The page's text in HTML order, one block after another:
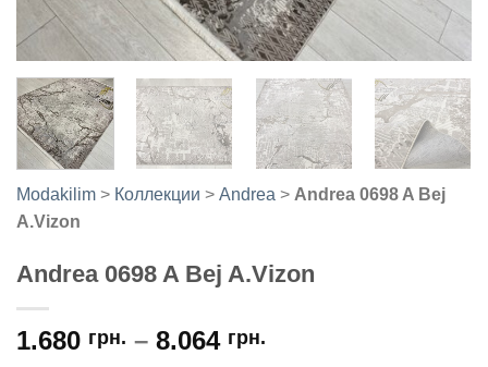
Modakilim > Коллекции > Andrea > Andrea 0698 A Bej
A.Vizon
Andrea 0698 A Bej A.Vizon
1.680 грн. – 8.064 грн.